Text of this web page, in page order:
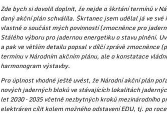
Zde bych si dovolil doplnit, že nejde o škrtání termínů v
daný akční plán schválila. Škrtanec jsem udělal já ve
vlastně o součást mých povinností (zmocněnce pro
Stálého výboru pro jadernou energetiku o stavu plnění.
a pak ve větším detailu popsal v dílčí zprávě zmocněnce
termínu v Národním akčním plánu, ale o konstatace
harmonogram výstavby.
Pro úplnost vhodné ještě uvést, že Národní akční plán
nových jaderných bloků ve stávajících lokalitách
let 2030 – 2035 včetně nezbytných kroků
elektráren cílit kolem možného odstavení EDU, tj. po